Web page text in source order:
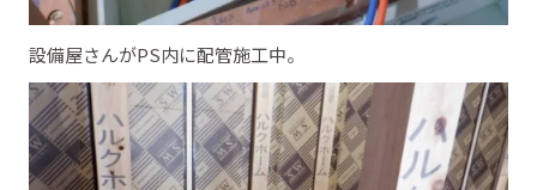
設備屋さんがPS内に配管施工中。